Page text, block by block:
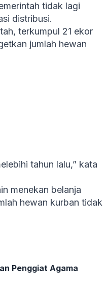
tidak lagi
distribusi.
terkumpul 21 ekor
jumlah hewan
tahun lalu,” kata
menekan belanja
hewan kurban tidak
Penggiat Agama